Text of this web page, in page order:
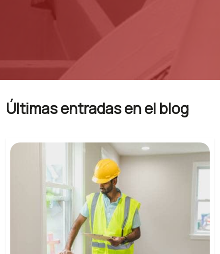
Últimas entradas en el blog